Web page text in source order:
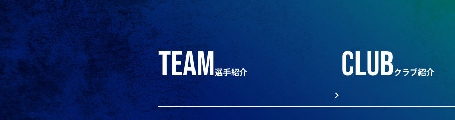
team選手紹介 clubクラブ紹介